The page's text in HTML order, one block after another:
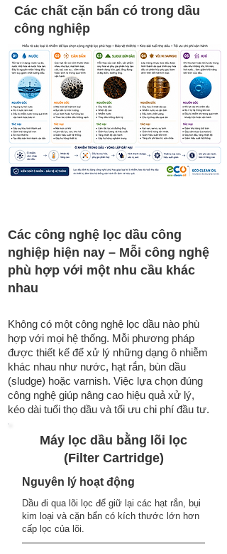
Các chất cặn bẩn có trong dầu
công nghiệp
Các công nghệ lọc dầu công
nghiệp hiện nay – Mỗi công nghệ
phù hợp với một nhu cầu khác
nhau
Không có một công nghệ lọc dầu nào phù
hợp với mọi hệ thống. Mỗi phương pháp
được thiết kế để xử lý những dạng ô nhiễm
khác nhau như nước, hạt rắn, bùn dầu
(sludge) hoặc varnish. Việc lựa chọn đúng
công nghệ giúp nâng cao hiệu quả xử lý,
kéo dài tuổi thọ dầu và tối ưu chi phí đầu tư.
Máy lọc dầu bằng lõi lọc
(Filter Cartridge)
Nguyên lý hoạt động
Dầu đi qua lõi lọc để giữ lại các hạt rắn, bụi
kim loại và cặn bẩn có kích thước lớn hơn
cấp lọc của lõi.